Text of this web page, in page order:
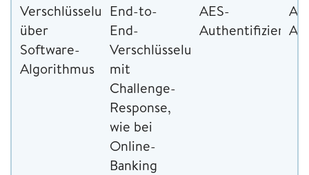
Verschlüsselung
über
Software-
Algorithmus
End-to-
End-
Verschlüsselung
mit
Challenge-
Response,
wie bei
Online-
Banking
AES-
Authentifizierung